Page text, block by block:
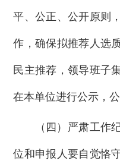
平、公正、公开原则
作，确保拟推荐人选
民主推荐，领导班子
在本单位进行公示，
（四）严肃工作纪
位和申报人要自觉恪